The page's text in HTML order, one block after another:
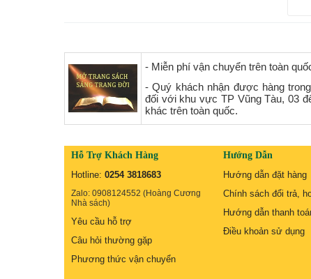
- Miễn phí vận chuyển trên toàn
- Quý khách nhận được hàng
đối với khu vực TP Vũng Tàu, 03
khác trên toàn quốc.
Hỗ Trợ Khách Hàng
Hotline: 0254 3818683
Zalo: 0908124552 (Hoàng Cương
Nhà sách)
Yêu cầu hỗ trợ
Câu hỏi thường gặp
Phương thức vận chuyển
Hướng Dẫn
Hướng dẫn đặt hàng
Chính sách đổi trả,
Hướng dẫn thanh
Điều khoản sử dụng